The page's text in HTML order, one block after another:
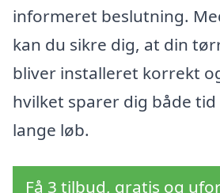
informeret beslutning.
kan du sikre dig, at din
bliver installeret korrekt
hvilket sparer dig både
lange løb.
Få 3 tilbud, gratis og